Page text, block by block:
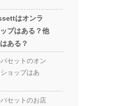
はオンラ
プはある？他
ある？
セットのオン
ョップはあ
セットのお店